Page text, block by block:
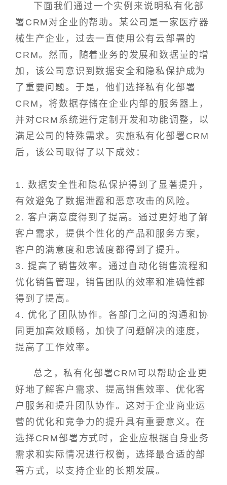
下面我们通过一个实例来说明私有化部
署CRM对企业的帮助。某公司是一家医疗器
械生产企业，过去一直使用公有云部署的
CRM。然而，随着业务的发展和数据量的增
加，该公司意识到数据安全和隐私保护成为
了重要问题。于是，他们选择私有化部署
CRM，将数据存储在企业内部的服务器上，
并对CRM系统进行定制开发和功能调整，以
满足公司的特殊需求。实施私有化部署CRM
后，该公司取得了以下成效：
1. 数据安全性和隐私保护得到了显著提升，
有效避免了数据泄露和恶意攻击的风险。
2. 客户满意度得到了提高。通过更好地了解
客户需求，提供个性化的产品和服务方案，
客户的满意度和忠诚度都得到了提升。
3. 提高了销售效率。通过自动化销售流程和
优化销售管理，销售团队的效率和准确性都
得到了提高。
4. 优化了团队协作。各部门之间的沟通和协
同更加高效顺畅，加快了问题解决的速度，
提高了工作效率。
总之，私有化部署CRM可以帮助企业更
好地了解客户需求、提高销售效率、优化客
户服务和提升团队协作。这对于企业商业运
营的优化和竞争力的提升具有重要意义。在
选择CRM部署方式时，企业应根据自身业务
需求和实际情况进行权衡，选择最合适的部
署方式，以支持企业的长期发展。